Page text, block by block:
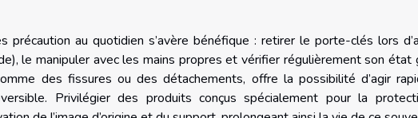
précaution au quotidien s’avère bénéfique : retirer le porte-clés lors
le manipuler avec les mains propres et vérifier régulièrement son état
des fissures ou des détachements, offre la possibilité d’agir
Privilégier des produits conçus spécialement pour la